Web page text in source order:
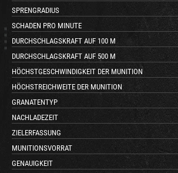
SPRENGRADIUS
SCHADEN PRO MINUTE
DURCHSCHLAGSKRAFT AUF 100 M
DURCHSCHLAGSKRAFT AUF 500 M
HÖCHSTGESCHWINDIGKEIT DER MUNITION
HÖCHSTREICHWEITE DER MUNITION
GRANATENTYP
NACHLADEZEIT
ZIELERFASSUNG
MUNITIONSVORRAT
GENAUIGKEIT